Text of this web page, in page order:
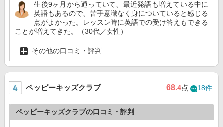
生後9ヶ月から通っていて、最近発語も増えている中に
英語もあるので、苦手意識なく身についていると感じる
点がよかった。レッスン時に英語での受け答えもできる
ことが増えてきた。（30代／女性）
その他の口コミ・評判
ペッピーキッズクラブ 68.4点 18件
ペッピーキッズクラブの口コミ・評判